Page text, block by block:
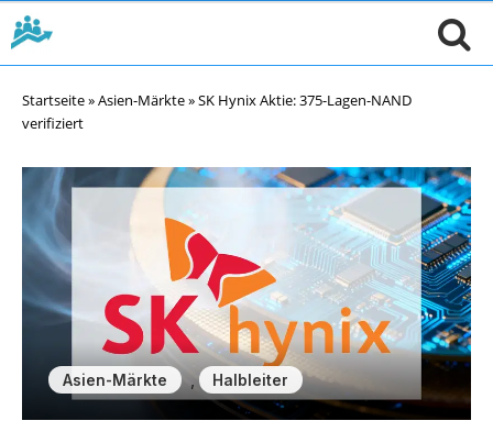
Startseite»Asien-Märkte»SK Hynix Aktie: 375-Lagen-NAND
verifiziert
Asien-Märkte , Halbleiter